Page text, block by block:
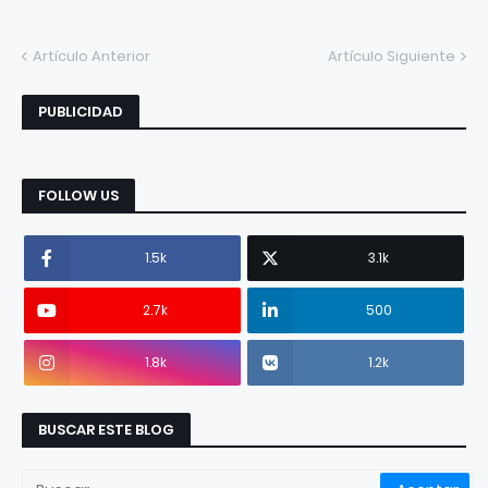
Artículo Anterior Artículo Siguiente
PUBLICIDAD
FOLLOW US
1.5k 3.1k
2.7k 500
1.8k 1.2k
BUSCAR ESTE BLOG